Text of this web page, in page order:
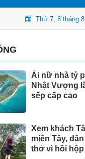
Sự kiện tiền tê : Thị trường
Thứ 7, 8 tháng
Ái nữ nhà tỷ
Nhật Vượng
sếp cấp cao
Xem khách
miền Tây,
thở vì hồi hộp